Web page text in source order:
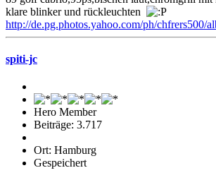
klare blinker und rückleuchten
http://de.pg.photos.yahoo.com/ph/
spiti-jc
Hero Member
Beiträge: 3.717
Ort: Hamburg
Gespeichert